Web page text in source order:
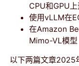
CPU和GPU
使用vLLM在
在Amazon
Mimo-VL模型
以下两篇文章2025